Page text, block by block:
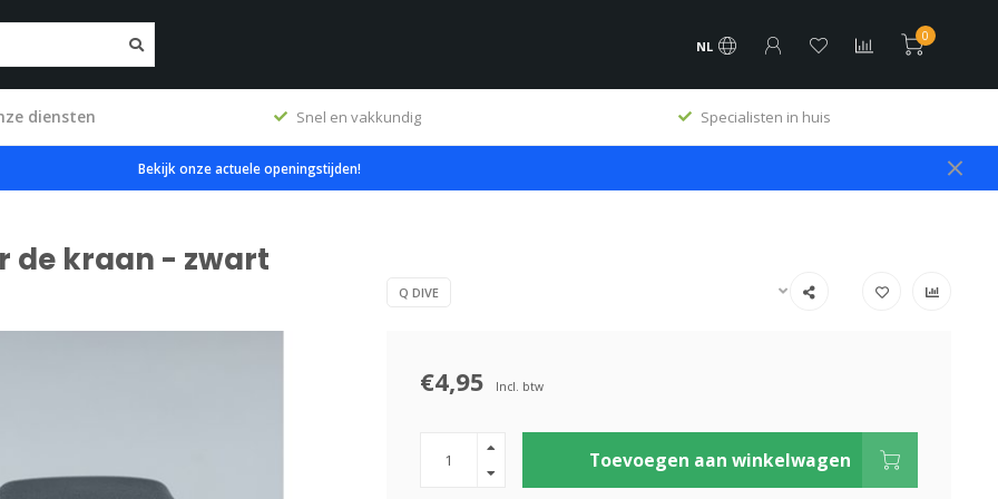
NL
0
diensten Snel en vakkundig Specialisten in huis
Bekijk onze actuele openingstijden!
de kraan - zwart
Q DIVE
€4,95 Incl. btw
Toevoegen aan winkelwagen